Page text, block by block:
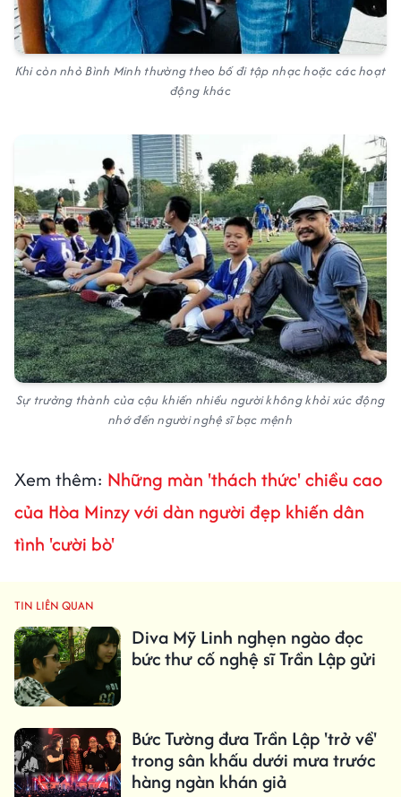
Khi còn nhỏ Bình Minh thường theo bố đi tập nhạc hoặc các hoạt
động khác
Sự trưởng thành của cậu khiến nhiều người không khỏi xúc động
nhớ đến người nghệ sĩ bạc mệnh
Xem thêm: Những màn 'thách thức' chiều cao
của Hòa Minzy với dàn người đẹp khiến dân
tình 'cười bò'
TIN LIÊN QUAN
Diva Mỹ Linh nghẹn ngào đọc
bức thư cố nghệ sĩ Trần Lập gửi
Bức Tường đưa Trần Lập 'trở về'
trong sân khấu dưới mưa trước
hàng ngàn khán giả